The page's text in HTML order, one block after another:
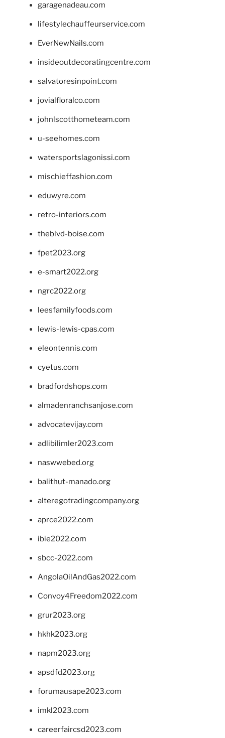
garagenadeau.com
lifestylechauffeurservice.com
EverNewNails.com
insideoutdecoratingcentre.com
salvatoresinpoint.com
jovialfloralco.com
johnlscotthometeam.com
u-seehomes.com
watersportslagonissi.com
mischieffashion.com
eduwyre.com
retro-interiors.com
theblvd-boise.com
fpet2023.org
e-smart2022.org
ngrc2022.org
leesfamilyfoods.com
lewis-lewis-cpas.com
eleontennis.com
cyetus.com
bradfordshops.com
almadenranchsanjose.com
advocatevijay.com
adlibilimler2023.com
naswwebed.org
balithut-manado.org
alteregotradingcompany.org
aprce2022.com
ibie2022.com
sbcc-2022.com
AngolaOilAndGas2022.com
Convoy4Freedom2022.com
grur2023.org
hkhk2023.org
napm2023.org
apsdfd2023.org
forumausape2023.com
imkl2023.com
careerfaircsd2023.com